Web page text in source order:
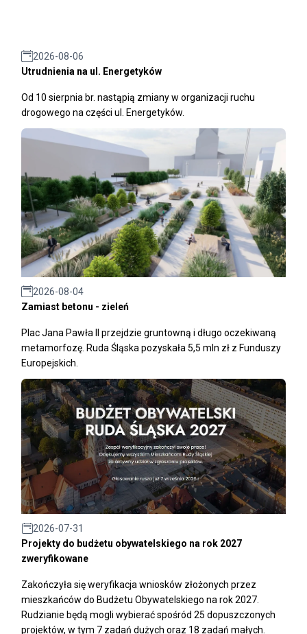
2026-08-06
Utrudnienia na ul. Energetyków
Od 10 sierpnia br. nastąpią zmiany w organizacji ruchu
drogowego na części ul. Energetyków.
2026-08-04
Zamiast betonu - zieleń
Plac Jana Pawła II przejdzie gruntowną i długo oczekiwaną
metamorfozę. Ruda Śląska pozyskała 5,5 mln zł z Funduszy
Europejskich.
2026-07-31
Projekty do budżetu obywatelskiego na rok 2027
zweryfikowane
Zakończyła się weryfikacja wniosków złożonych przez
mieszkańców do Budżetu Obywatelskiego na rok 2027.
Rudzianie będą mogli wybierać spośród 25 dopuszczonych
projektów, w tym 7 zadań dużych oraz 18 zadań małych.